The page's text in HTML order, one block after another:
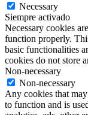
Necessary
Siempre activado
Necessary cookies
function properly.
basic functionalities
cookies do not store
Non-necessary
Non-necessary
Any cookies that
to function and is